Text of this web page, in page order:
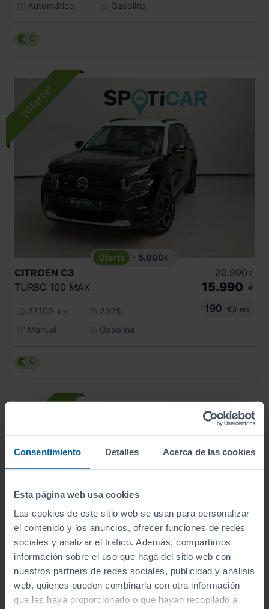
Consentimiento Detalles Acerca de las cookies
Esta página web usa cookies
Las cookies de este sitio web se usan para personalizar
el contenido y los anuncios, ofrecer funciones de redes
sociales y analizar el tráfico. Además, compartimos
información sobre el uso que haga del sitio web con
nuestros partners de redes sociales, publicidad y análisis
web, quienes pueden combinarla con otra información
que les haya proporcionado o que hayan recopilado a
Automático
Gasolina
C
- 5.000€
CITROEN C3
TURBO 100 MAX
27.100 km
2025
Manual
Gasolina
20.990 €
15.990 €
190
€/mes
C
- 2.140
RENAULT MEGANE
15.990